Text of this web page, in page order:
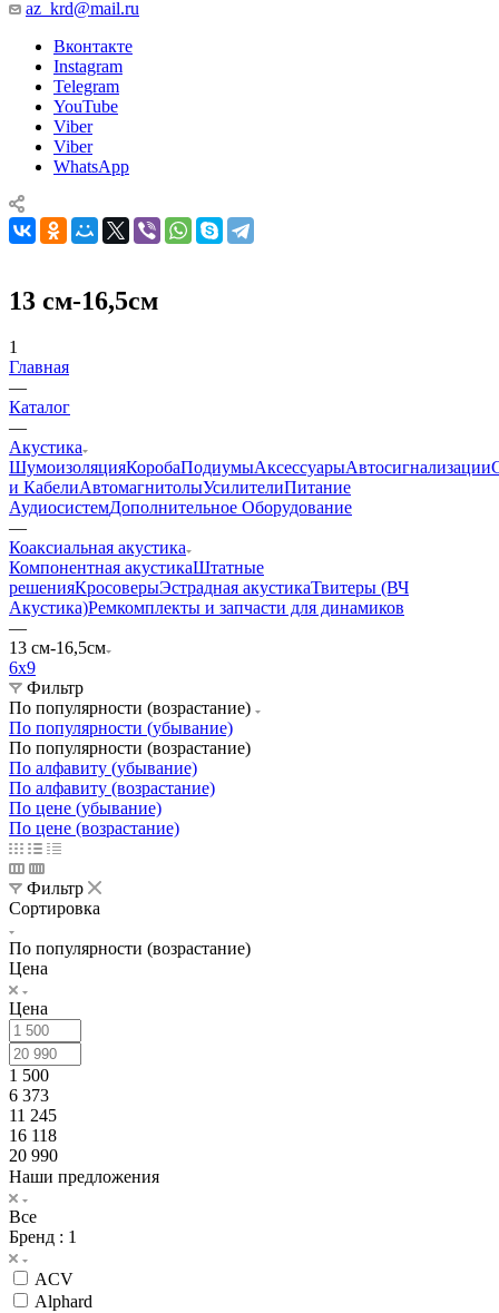
az_krd@mail.ru
Вконтакте
Instagram
Telegram
YouTube
Viber
Viber
WhatsApp
13 см-16,5см
1
Главная
—
Каталог
—
Акустика
ШумоизоляцияКоробаПодиумыАксессуарыАвтосигнализации
и КабелиАвтомагнитолыУсилителиПитание
АудиосистемДополнительное Оборудование
—
Коаксиальная акустика
Компонентная акустикаШтатные
решенияКросоверыЭстрадная акустикаТвитеры (ВЧ
Акустика)Ремкомплекты и запчасти для динамиков
—
13 см-16,5см
6х9
Фильтр
По популярности (возрастание)
По популярности (убывание)
По популярности (возрастание)
По алфавиту (убывание)
По алфавиту (возрастание)
По цене (убывание)
По цене (возрастание)
Фильтр
Сортировка
По популярности (возрастание)
Цена
Цена
1 500
6 373
11 245
16 118
20 990
Наши предложения
Все
Бренд : 1
ACV
Alphard